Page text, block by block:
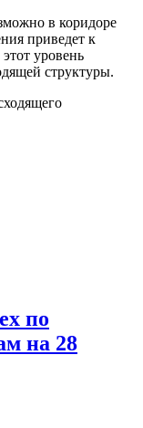
в коридоре
приведет к
уровень
структуры.
по
на 28